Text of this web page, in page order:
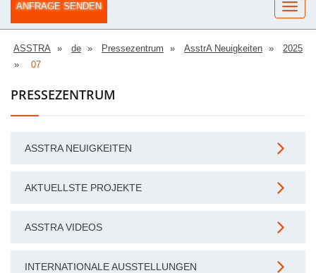
ANFRAGE SENDEN
ASSTRA de Pressezentrum AsstrA Neuigkeiten
2025
07
PRESSEZENTRUM
ASSTRA NEUIGKEITEN
AKTUELLSTE PROJEKTE
ASSTRA VIDEOS
INTERNATIONALE AUSSTELLUNGEN